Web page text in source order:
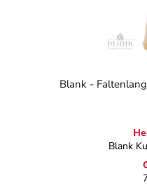
Blank -
Blank